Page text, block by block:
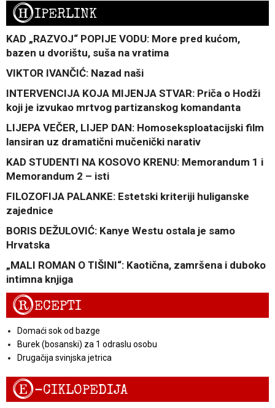
HIPERLINK
KAD „RAZVOJ“ POPIJE VODU: More pred kućom,
bazen u dvorištu, suša na vratima
VIKTOR IVANČIĆ: Nazad naši
INTERVENCIJA KOJA MIJENJA STVAR: Priča o Hodži
koji je izvukao mrtvog partizanskog komandanta
LIJEPA VEČER, LIJEP DAN: Homoseksploatacijski film
lansiran uz dramatični mučenički narativ
KAD STUDENTI NA KOSOVO KRENU: Memorandum 1 i
Memorandum 2 – isti
FILOZOFIJA PALANKE: Estetski kriteriji huliganske
zajednice
BORIS DEŽULOVIĆ: Kanye Westu ostala je samo
Hrvatska
„MALI ROMAN O TIŠINI“: Kaotična, zamršena i duboko
intimna knjiga
RECEPTI
Domaći sok od bazge
Burek (bosanski) za 1 odraslu osobu
Drugačija svinjska jetrica
E-CIKLOPEDIJA